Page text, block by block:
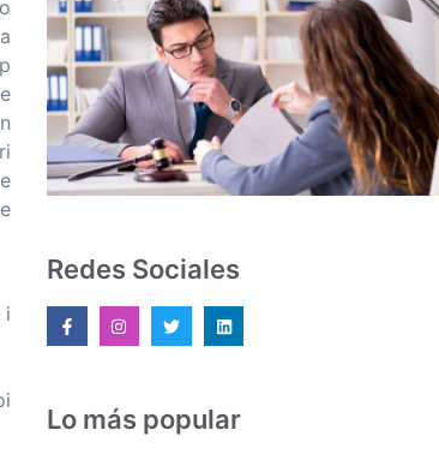
i
Redes Sociales
Lo más popular